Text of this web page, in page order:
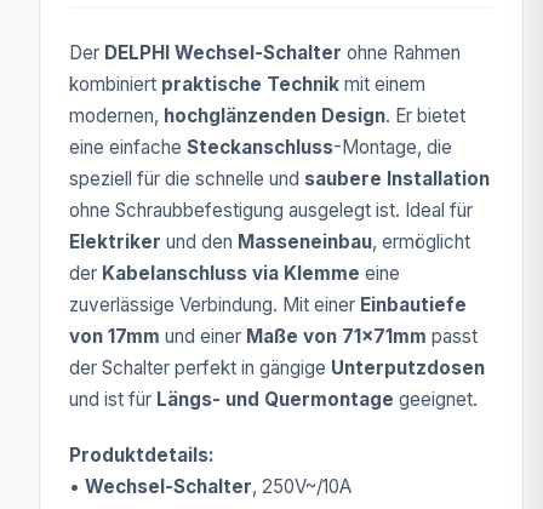
Der DELPHI Wechsel-Schalter ohne Rahmen
kombiniert praktische Technik mit einem
modernen, hochglänzenden Design. Er bietet
eine einfache Steckanschluss-Montage, die
speziell für die schnelle und saubere Installation
ohne Schraubbefestigung ausgelegt ist. Ideal für
Elektriker und den Masseneinbau, ermöglicht
der Kabelanschluss via Klemme eine
zuverlässige Verbindung. Mit einer Einbautiefe
von 17mm und einer Maße von 71x71mm passt
der Schalter perfekt in gängige Unterputzdosen
und ist für Längs- und Quermontage geeignet.
Produktdetails:
• Wechsel-Schalter, 250V~/10A